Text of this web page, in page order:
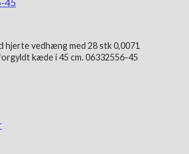
hjerte vedhæng med 28 stk 0,0071
kæde i 45 cm. 06332556-45